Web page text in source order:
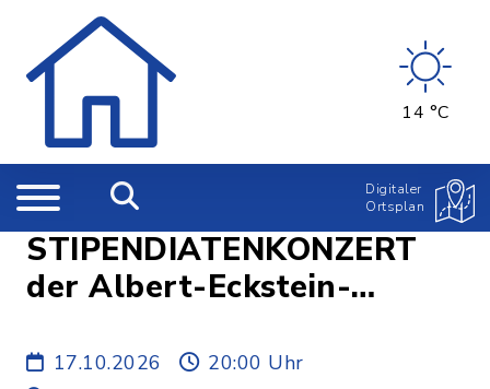
14 °C
Digitaler
Ortsplan
STIPENDIATENKONZERT
der Albert-Eckstein-
17.10.2026
20:00 Uhr